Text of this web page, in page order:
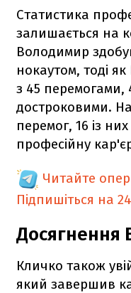
Статистика
залишається на
Володимир
нокаутом, тоді
з 45 перемогами,
достроковими.
перемог, 16 із
професійну
Читайте
Підпишіться на
Досягнення
Кличко також
який завершив